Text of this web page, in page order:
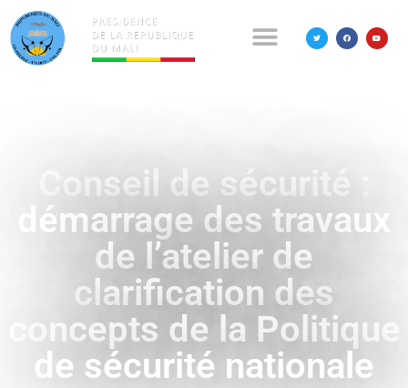
Conseil de sécurité :
démarrage des travaux
de l’atelier de
clarification des
concepts de la Politique
de sécurité nationale